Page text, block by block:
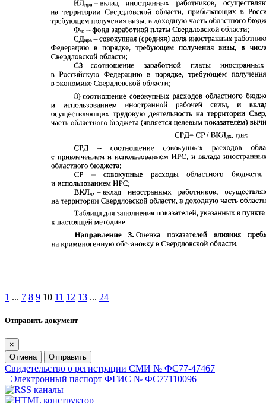
1 ... 7 8 9 10 11 12 13 ... 24
Отправить документ
×
Отмена
Отправить
Свидетельство о регистрации СМИ № ФС77-47467
Электронный паспорт ФГИС № ФС77110096